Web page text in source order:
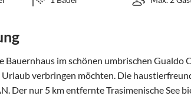
Bauernhaus im schönen umbrischen Gualdo
Urlaub verbringen möchten. Die
Der nur 5 km entfernte Trasimenische See